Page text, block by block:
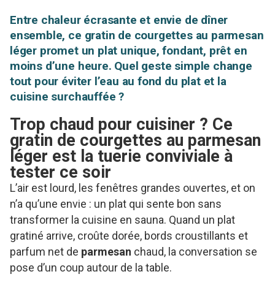
Entre chaleur écrasante et envie de dîner
ensemble, ce gratin de courgettes au parmesan
léger promet un plat unique, fondant, prêt en
moins d’une heure. Quel geste simple change
tout pour éviter l’eau au fond du plat et la
cuisine surchauffée ?
Trop chaud pour cuisiner ? Ce
gratin de courgettes au parmesan
léger est la tuerie conviviale à
tester ce soir
L’air est lourd, les fenêtres grandes ouvertes, et on
n’a qu’une envie : un plat qui sente bon sans
transformer la cuisine en sauna. Quand un plat
gratiné arrive, croûte dorée, bords croustillants et
parfum net de parmesan chaud, la conversation se
pose d’un coup autour de la table.